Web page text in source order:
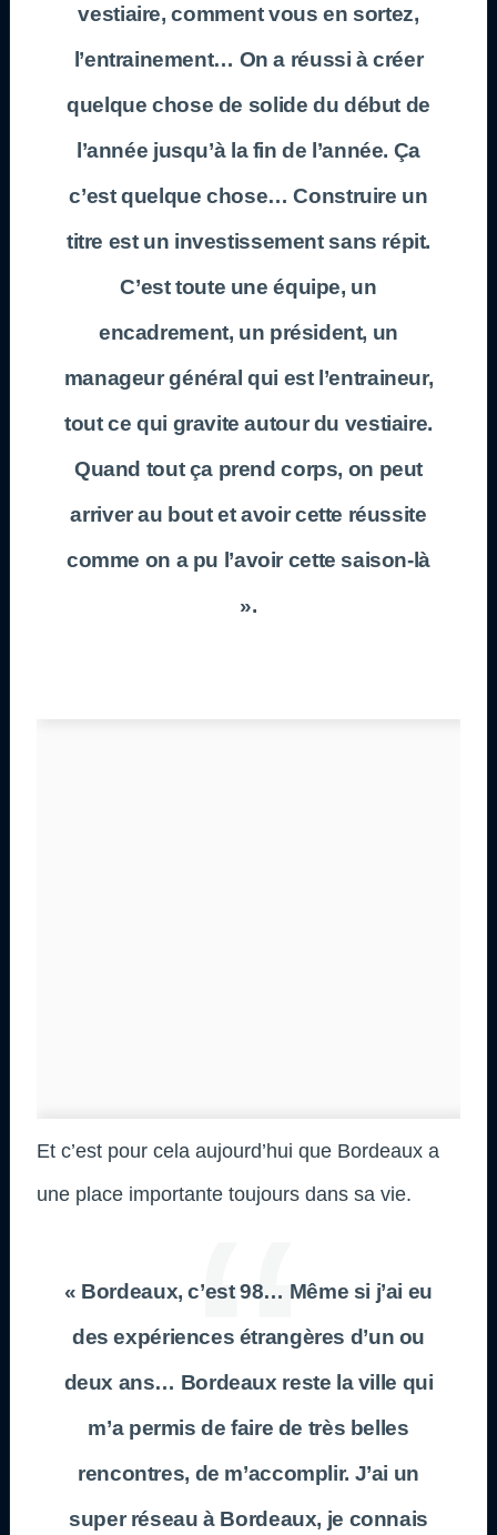
vestiaire, comment vous en sortez,
l’entrainement… On a réussi à créer
quelque chose de solide du début de
l’année jusqu’à la fin de l’année. Ça
c’est quelque chose… Construire un
titre est un investissement sans répit.
C’est toute une équipe, un
encadrement, un président, un
manageur général qui est l’entraineur,
tout ce qui gravite autour du vestiaire.
Quand tout ça prend corps, on peut
arriver au bout et avoir cette réussite
comme on a pu l’avoir cette saison-là
».
Et c’est pour cela aujourd’hui que Bordeaux a
une place importante toujours dans sa vie.
« Bordeaux, c’est 98… Même si j’ai eu
des expériences étrangères d’un ou
deux ans… Bordeaux reste la ville qui
m’a permis de faire de très belles
rencontres, de m’accomplir. J’ai un
super réseau à Bordeaux, je connais